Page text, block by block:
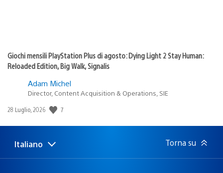
Giochi mensili PlayStation Plus di agosto: Dying Light 2 Stay Human:
Reloaded Edition, Big Walk, Signalis
Adam Michel
Director, Content Acquisition & Operations, SIE
Data
pubblicazione:
28 Luglio, 2026 7
Seleziona
una
Regione
attuale:
Italiano Torna su